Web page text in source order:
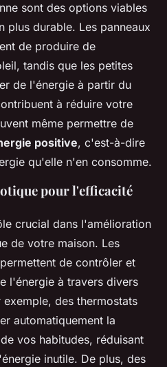
sont des options viables
plus durable. Les panneaux
de produire de
tandis que les petites
de l'énergie à partir du
à réduire votre
même permettre de
positive, c'est-à-dire
qu'elle n'en consomme.
pour l'efficacité
crucial dans l'amélioration
de votre maison. Les
de contrôler et
l'énergie à travers divers
des thermostats
automatiquement la
vos habitudes, réduisant
inutile. De plus, des